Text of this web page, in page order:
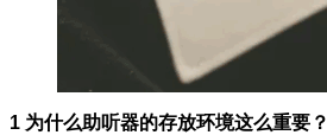
1 为什么助听器的存放环境这么重要？